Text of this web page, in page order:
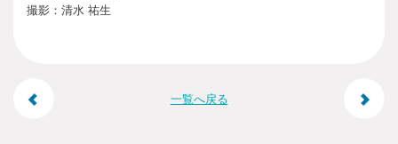
撮影：清水 祐生
投
一覧へ戻る